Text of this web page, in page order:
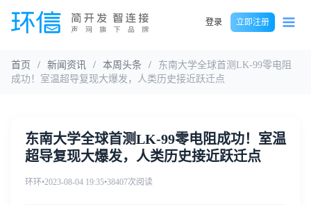
登录 立即注册
首页 / 新闻资讯 / 本周头条 /
东南大学全球首测LK-99零电阻
成功！室温超导复现大爆发，人类历史接近跃迁点
东南大学全球首测LK-99零电阻成功！室温
超导复现大爆发，人类历史接近跃迁点
环环•2023-08-04 19:35•38407次阅读